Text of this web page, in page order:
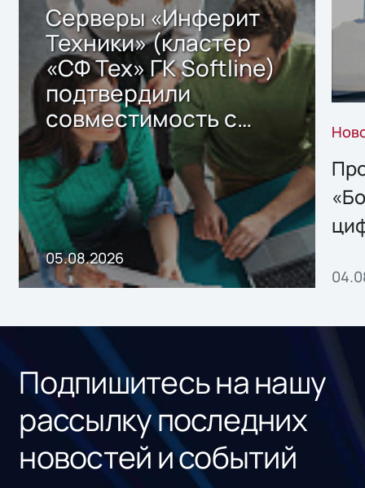
Серверы «Инферит
Техники» (кластер
«СФ Тех» ГК Softline)
подтвердили
совместимость с
решением Sharx
Storage 2.x для
хранения данных
05.08.2026
Подпишитесь на нашу
рассылку последних
новостей и событий